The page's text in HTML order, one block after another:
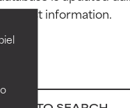
sobresaliente con
reales para la piel. Su
está demostrada y
sobresaliente con
reales para la piel. Su
está demostrada y